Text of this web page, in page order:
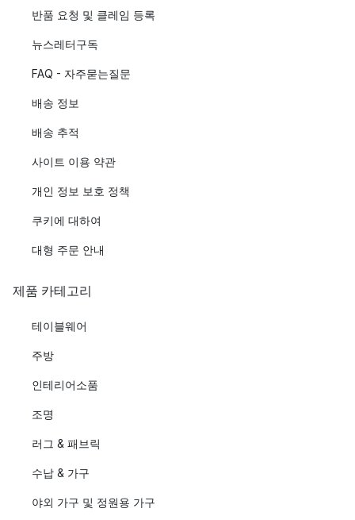
반품 요청 및 클레임 등록
뉴스레터구독
FAQ - 자주묻는질문
배송 정보
배송 추적
사이트 이용 약관
개인 정보 보호 정책
쿠키에 대하여
대형 주문 안내
제품 카테고리
테이블웨어
주방
인테리어소품
조명
러그 & 패브릭
수납 & 가구
야외 가구 및 정원용 가구